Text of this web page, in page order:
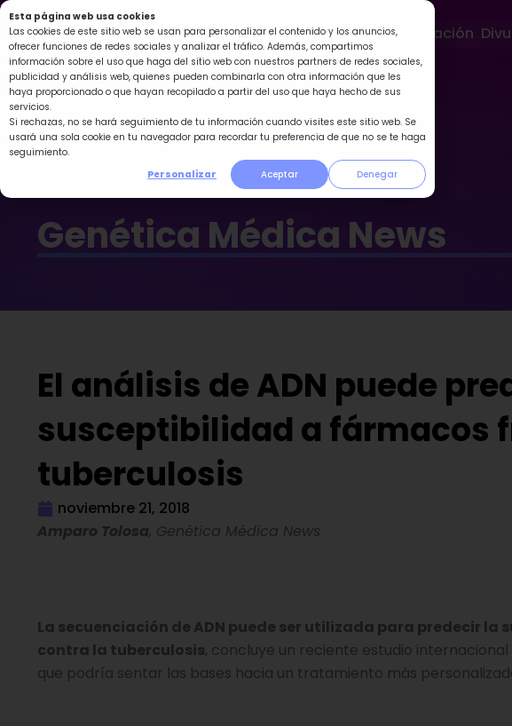
Esta página web usa cookies
Las cookies de este sitio web se usan para personalizar el contenido y los anuncios,
ofrecer funciones de redes sociales y analizar el tráfico. Además, compartimos
información sobre el uso que haga del sitio web con nuestros partners de redes sociales,
publicidad y análisis web, quienes pueden combinarla con otra información que les
haya proporcionado o que hayan recopilado a partir del uso que haya hecho de sus
servicios.
Si rechazas, no se hará seguimiento de tu información cuando visites este sitio web. Se
usará una sola cookie en tu navegador para recordar tu preferencia de que no se te haga
seguimiento.
Personalizar
Aceptar Denegar
Ir
al
contenido
Formación
Genética Médica News
El análisis de ADN puede
susceptibilidad a fármacos
tuberculosis
noviembre 21, 2018
Amparo Tolosa, Genética Médica News
La secuenciación de ADN puede ser utilizada para predecir
contra la tuberculosis, concluye un reciente estudio
que podría sentar las bases hacia un tratamiento más